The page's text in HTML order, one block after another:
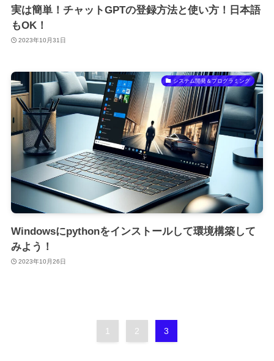
実は簡単！チャットGPTの登録方法と使い方！日本語
もOK！
2023年10月31日
システム開発＆プログラミング
Windowsにpythonをインストールして環境構築して
みよう！
2023年10月26日
1 2 3